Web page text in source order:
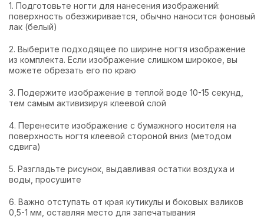
1. Подготовьте ногти для нанесения изображений:
поверхность обезжиривается, обычно наносится фоновый
лак (белый)
2. Выберите подходящее по ширине ногтя изображение
из комплекта. Если изображение слишком широкое, вы
можете обрезать его по краю
3. Подержите изображение в теплой воде 10-15 секунд,
тем самым активизируя клеевой слой
4. Перенесите изображение с бумажного носителя на
поверхность ногтя клеевой стороной вниз (методом
сдвига)
5. Разгладьте рисунок, выдавливая остатки воздуха и
воды, просушите
6. Важно отступать от края кутикулы и боковых валиков
0,5-1 мм, оставляя место для запечатывания